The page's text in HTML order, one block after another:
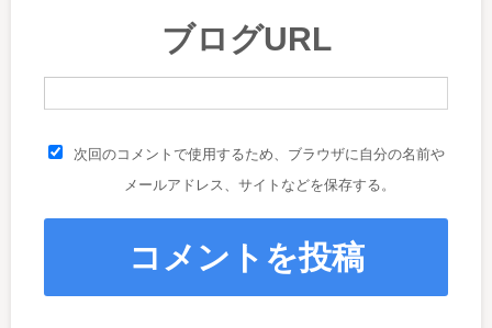
ブログURL
次回のコメントで使用するため、ブラウザに自分の名前や
メールアドレス、サイトなどを保存する。